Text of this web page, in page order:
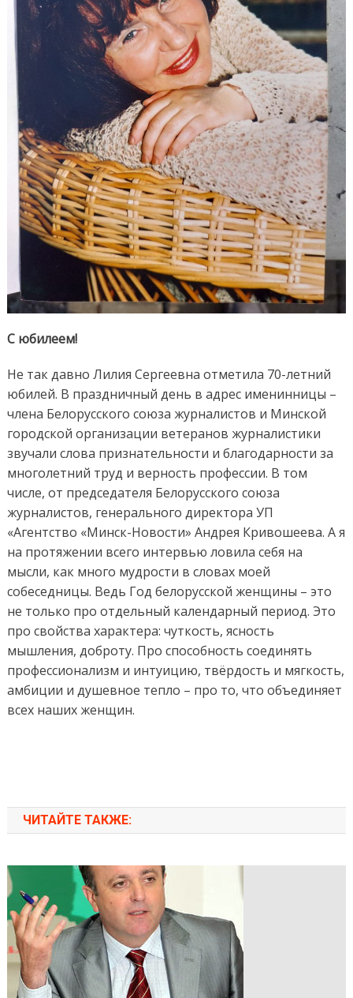
С юбилеем!
Не так давно Лилия Сергеевна отметила 70-летний
юбилей. В праздничный день в адрес именинницы –
члена Белорусского союза журналистов и Минской
городской организации ветеранов журналистики
звучали слова признательности и благодарности за
многолетний труд и верность профессии. В том
числе, от председателя Белорусского союза
журналистов, генерального директора УП
«Агентство «Минск-Новости» Андрея Кривошеева. А я
на протяжении всего интервью ловила себя на
мысли, как много мудрости в словах моей
собеседницы. Ведь Год белорусской женщины – это
не только про отдельный календарный период. Это
про свойства характера: чуткость, ясность
мышления, доброту. Про способность соединять
профессионализм и интуицию, твёрдость и мягкость,
амбиции и душевное тепло – про то, что объединяет
всех наших женщин.
ЧИТАЙТЕ ТАКЖЕ: